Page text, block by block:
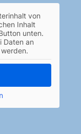
von
Inhalt
unten.
Daten an